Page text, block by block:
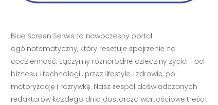
Blue Screen Serwis to nowoczesny portal
ogólnotematyczny, który resetuje spojrzenie na
codzienność. Łączymy różnorodne dziedziny życia - od
biznesu i technologii, przez lifestyle i zdrowie, po
motoryzację i rozrywkę. Nasz zespół doświadczonych
redaktorów każdego dnia dostarcza wartościowe treści,